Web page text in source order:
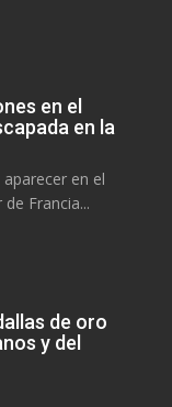
en el
en la
en el
Francia...
de oro
y del